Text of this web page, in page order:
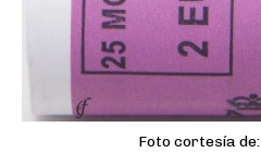
Foto cortesía de: